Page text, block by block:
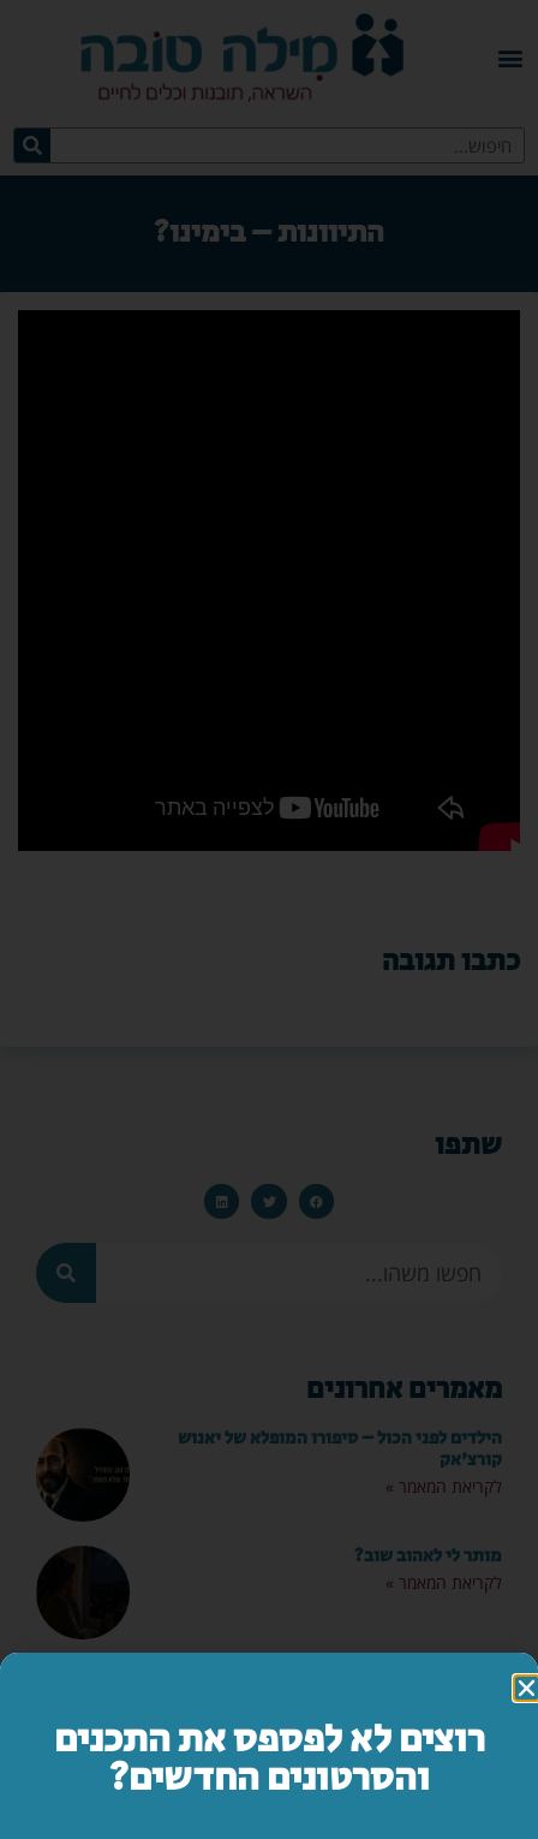
התיוונות – בימינו?
כתבו תגובה
שתפו
מאמרים אחרונים
הילדים לפני הכול – סיפורו המופלא של יאנוש
קורצ'אק
לקריאת המאמר »
מותר לי לאהוב שוב?
לקריאת המאמר »
מה עושים ביום הצום?
רוצים לא לפספס את התכנים
והסרטונים החדשים?